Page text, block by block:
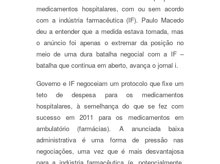
medicamentos hospitalares, com ou sem acordo
com a indústria farmacêutica (IF). Paulo Macedo
deu a entender que a medida estava tomada, mas
o anúncio foi apenas o extremar da posição no
meio de uma dura batalha negocial com a IF –
batalha que continua em aberto, avança o jornal i.
Governo e IF negoceiam um protocolo que fixe um
teto de despesa para os medicamentos
hospitalares, à semelhança do que se fez com
sucesso em 2011 para os medicamentos em
ambulatório (farmácias). A anunciada baixa
administrativa é uma forma de pressão nas
negociações, uma vez que é mais desvantajosa
para a indústria farmacêutica (e, potencialmente,